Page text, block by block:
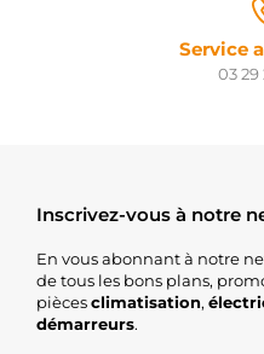
Service
03 29
Inscrivez-vous à notre
En vous abonnant à notre
de tous les bons plans,
piècesclimatisation,
démarreurs.